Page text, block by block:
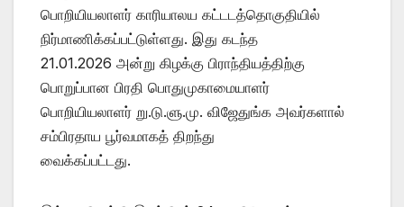
பொறியியலாளர் காரியாலய கட்டடத்தொகுதியில்
நிர்மாணிக்கப்பட்டுள்ளது. இது கடந்த
21.01.2026 அன்று கிழக்கு பிராந்தியத்திற்கு
பொறுப்பான பிரதி பொதுமுகாமையாளர்
பொறியியலாளர் று.டு.ளு.மு. விஜேதுங்க அவர்களால்
சம்பிரதாய பூர்வமாகத் திறந்து
வைக்கப்பட்டது.